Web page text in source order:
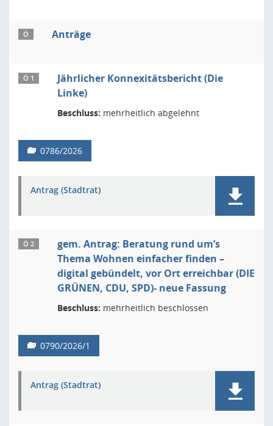
Ö Anträge
Ö 1
Jährlicher Konnexitätsbericht (Die
Linke)
Beschluss: mehrheitlich abgelehnt
0786/2026
Antrag (Stadtrat)
Ö 2
gem. Antrag: Beratung rund um’s
Thema Wohnen einfacher finden –
digital gebündelt, vor Ort erreichbar (DIE
GRÜNEN, CDU, SPD)- neue Fassung
Beschluss: mehrheitlich beschlossen
0790/2026/1
Antrag (Stadtrat)